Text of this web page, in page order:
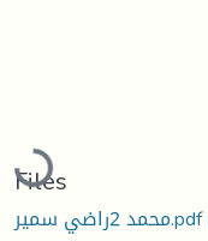
Loading...
Files
محمد 2راضي سمير.pdf